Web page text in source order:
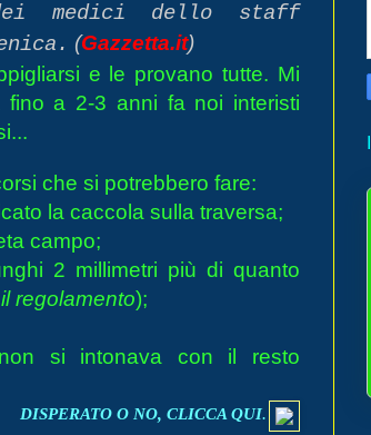
medici dello staff
(Gazzetta.it)
e le provano tutte. Mi
fino a 2-3 anni fa noi interisti
che si potrebbero fare:
la caccola sulla traversa;
campo;
2 millimetri più di quanto
regolamento);
si intonava con il resto
DISPERATO O NO, CLICCA QUI.